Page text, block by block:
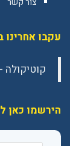
עקבו אחרינו
הירשמו כאן